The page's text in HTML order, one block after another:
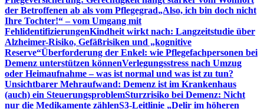
der Betroffenen ab als vom Pflegegrad„Also, ich bin doch nicht
Ihre Tochter!“ – vom Umgang mit
FehlidentifizierungenKindheit wirkt nach: Langzeitstudie über
Alzheimer-Risiko, Gefäßrisiken und „kognitive
Reserve“Überforderung der Enkel: wie Pflegefachpersonen bei
Demenz unterstützen könnenVerlegungsstress nach Umzug
oder Heimaufnahme – was ist normal und was ist zu tun?
Unsichtbarer Mehraufwand: Demenz ist im Krankenhaus
(auch) ein SteuerungsproblemSturzrisiko bei Demenz: Nicht
nur die Medikamente zählenS3-Leitlinie „Delir im höheren